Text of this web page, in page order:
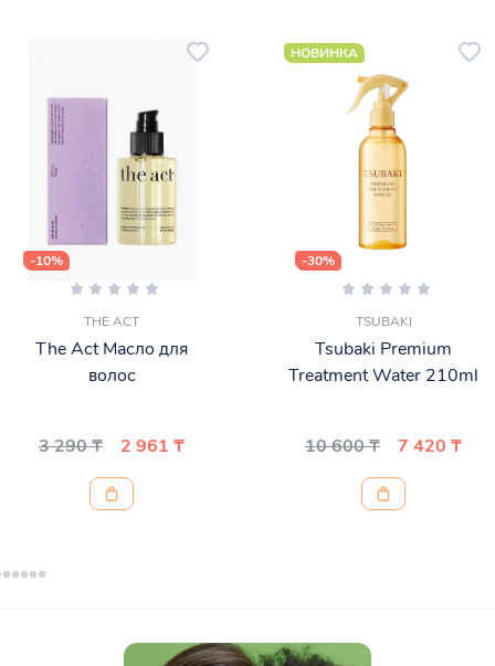
-10%
THE ACT
The Act Масло для
волос
3 290 ₸ 2 961 ₸
НОВИНКА
-30%
TSUBAKI
Tsubaki Premium
Treatment Water 210ml
10 600 ₸ 7 420 ₸